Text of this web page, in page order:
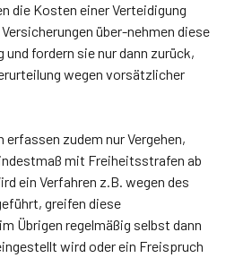
die Kosten einer Verteidigung
über-nehmen diese
fordern sie nur dann zurück,
wegen vorsätzlicher
zudem nur Vergehen,
mit Freiheitsstrafen ab
ein Verfahren z.B. wegen des
greifen diese
Übrigen regelmäßig selbst dann
wird oder ein Freispruch